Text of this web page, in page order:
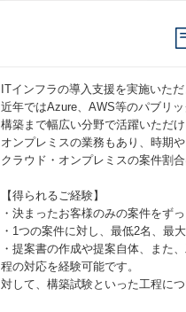
ITインフラの導入支援を実施いた
近年ではAzure、AWS等のパブリ
構築まで幅広い分野で活躍いただけ
オンプレミスの業務もあり、時期
クラウド・オンプレミスの案件割
【得られるご経験】
・決まったお客様のみの案件をず
・1つの案件に対し、最低2名、最
・提案書の作成や提案自体、また
程の対応を経験可能です。
対して、構築試験といった工程に